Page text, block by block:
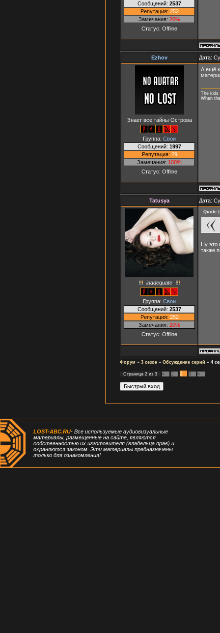
Сообщений: 2537
Репутация: 252
Замечания: 20%
Статус: Offline
Ezhov Дата:
Знает все тайны Острова
Группа: Свои
Сообщений: 1997
Репутация: 29
Замечания: 100%
Статус: Offline
А ещё
The kids
When
Tatusya Дата:
inadequate
Группа: Свои
Сообщений: 2537
Репутация: 252
Замечания: 20%
Статус: Offline
Quote (
Ну это
также
Форум » 3 сезон » Обсуждение серий » 4
Страница 2 из 3 « 1 2 3 »
LOST-ABC.RU- Все используемые аудиовизуальные
материалы, размещенные на сайте, являются
собственностью их изготовителя (владельца прав) и
охраняются законом. Эти материалы предназначены
только для ознакомления!